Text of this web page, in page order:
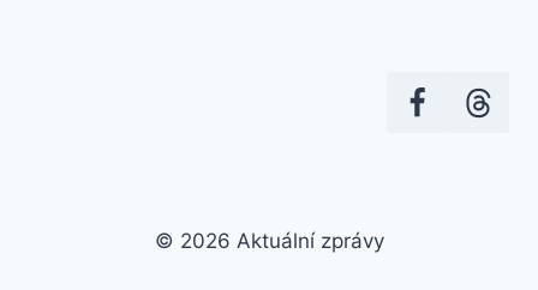
© 2026 Aktuální zprávy